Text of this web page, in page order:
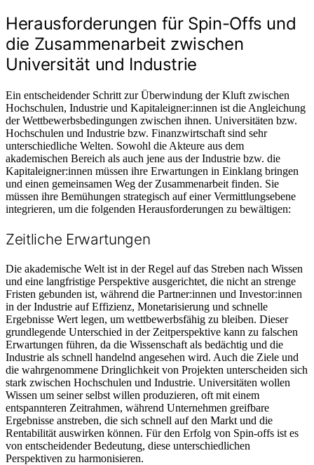
Herausforderungen für Spin-Offs und
die Zusammenarbeit zwischen
Universität und Industrie
Ein entscheidender Schritt zur Überwindung der Kluft zwischen
Hochschulen, Industrie und Kapitaleigner:innen ist die Angleichung
der Wettbewerbsbedingungen zwischen ihnen. Universitäten bzw.
Hochschulen und Industrie bzw. Finanzwirtschaft sind sehr
unterschiedliche Welten. Sowohl die Akteure aus dem
akademischen Bereich als auch jene aus der Industrie bzw. die
Kapitaleigner:innen müssen ihre Erwartungen in Einklang bringen
und einen gemeinsamen Weg der Zusammenarbeit finden. Sie
müssen ihre Bemühungen strategisch auf einer Vermittlungsebene
integrieren, um die folgenden Herausforderungen zu bewältigen:
Zeitliche Erwartungen
Die akademische Welt ist in der Regel auf das Streben nach Wissen
und eine langfristige Perspektive ausgerichtet, die nicht an strenge
Fristen gebunden ist, während die Partner:innen und Investor:innen
in der Industrie auf Effizienz, Monetarisierung und schnelle
Ergebnisse Wert legen, um wettbewerbsfähig zu bleiben. Dieser
grundlegende Unterschied in der Zeitperspektive kann zu falschen
Erwartungen führen, da die Wissenschaft als bedächtig und die
Industrie als schnell handelnd angesehen wird. Auch die Ziele und
die wahrgenommene Dringlichkeit von Projekten unterscheiden sich
stark zwischen Hochschulen und Industrie. Universitäten wollen
Wissen um seiner selbst willen produzieren, oft mit einem
entspannteren Zeitrahmen, während Unternehmen greifbare
Ergebnisse anstreben, die sich schnell auf den Markt und die
Rentabilität auswirken können. Für den Erfolg von Spin-offs ist es
von entscheidender Bedeutung, diese unterschiedlichen
Perspektiven zu harmonisieren.